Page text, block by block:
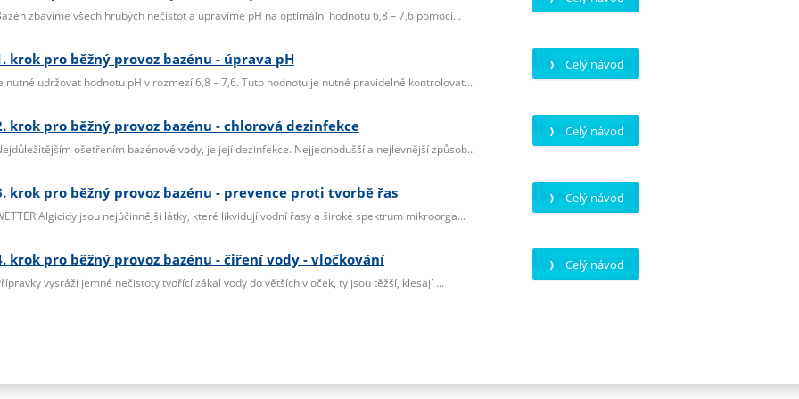
zbavíme všech hrubých nečistot a upravíme pH na optimální hodnotu 6,8 – 7,6 pomocí...
krok pro běžný provoz bazénu - úprava pH
nutné udržovat hodnotu pH v rozmezí 6,8 – 7,6. Tuto hodnotu je nutné pravidelně kontrolovat...
Celý návod
krok pro běžný provoz bazénu - chlorová dezinfekce
ošetřením bazénové vody, je její dezinfekce. Nejjednodušší a nejlevnější způsob...
Celý návod
krok pro běžný provoz bazénu - prevence proti tvorbě řas
Algicidy jsou nejúčinnější látky, které likvidují vodní řasy a široké spektrum mikroorga...
Celý návod
krok pro běžný provoz bazénu - čiření vody - vločkování
vysráží jemné nečistoty tvořící zákal vody do větších vloček, ty jsou těžší, klesají ...
Celý návod